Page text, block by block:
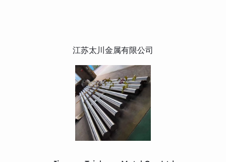
江苏太川金属有限公司